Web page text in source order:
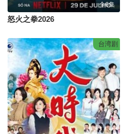
全6集
怒火之拳2026
台湾剧